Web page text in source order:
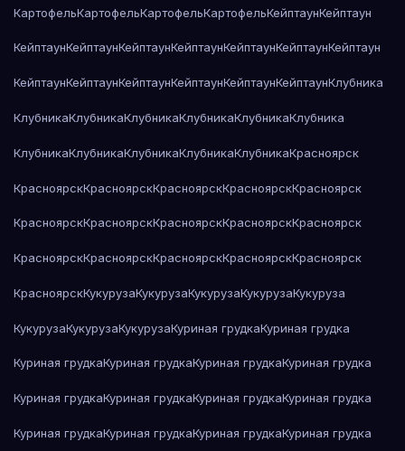
КартофельКартофельКартофельКартофельКейптаунКейптаун
КейптаунКейптаунКейптаунКейптаунКейптаунКейптаунКейптаун
КейптаунКейптаунКейптаунКейптаунКейптаунКейптаунКлубника
КлубникаКлубникаКлубникаКлубникаКлубникаКлубника
КлубникаКлубникаКлубникаКлубникаКлубникаКрасноярск
КрасноярскКрасноярскКрасноярскКрасноярскКрасноярск
КрасноярскКрасноярскКрасноярскКрасноярскКрасноярск
КрасноярскКрасноярскКрасноярскКрасноярскКрасноярск
КрасноярскКукурузаКукурузаКукурузаКукурузаКукуруза
КукурузаКукурузаКукурузаКуриная грудкаКуриная грудка
Куриная грудкаКуриная грудкаКуриная грудкаКуриная грудка
Куриная грудкаКуриная грудкаКуриная грудкаКуриная грудка
Куриная грудкаКуриная грудкаКуриная грудкаКуриная грудка